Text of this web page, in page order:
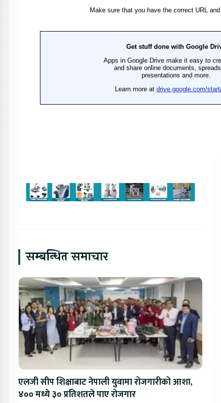
सम्बन्धित समाचार
एलजी सीप शिक्षाबाट नेपाली युवामा रोजगारीको आशा,
४०० मध्ये ३० प्रतिशतले पाए रोजगार